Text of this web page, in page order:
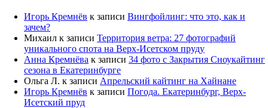
Игорь Кремнёв к записи Вингфойлинг: что это, как и
зачем?
Михаил к записи Территория ветра: 27 фотографий
уникального спота на Верх-Исетском пруду
Анна Кремнёва к записи 34 фото с Закрытия Сноукайтинг
сезона в Екатеринбурге
Ольга Л. к записи Апрельский кайтинг на Хайнане
Игорь Кремнёв к записи Погода. Екатеринбург, Верх-
Исетский пруд